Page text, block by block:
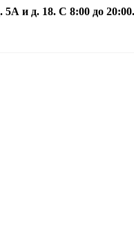
и д. 18. С 8:00 до